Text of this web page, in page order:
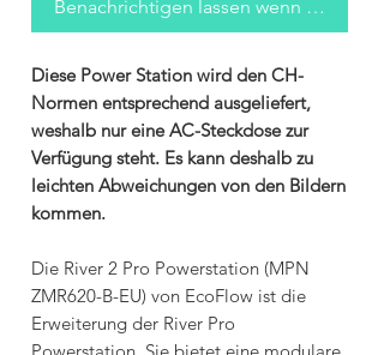
Benachrichtigen lassen wenn verfügbar
Diese Power Station wird den CH-
Normen entsprechend ausgeliefert,
weshalb nur eine AC-Steckdose zur
Verfügung steht. Es kann deshalb zu
leichten Abweichungen von den Bildern
kommen.
Die River 2 Pro Powerstation (MPN
ZMR620-B-EU) von EcoFlow ist die
Erweiterung der River Pro